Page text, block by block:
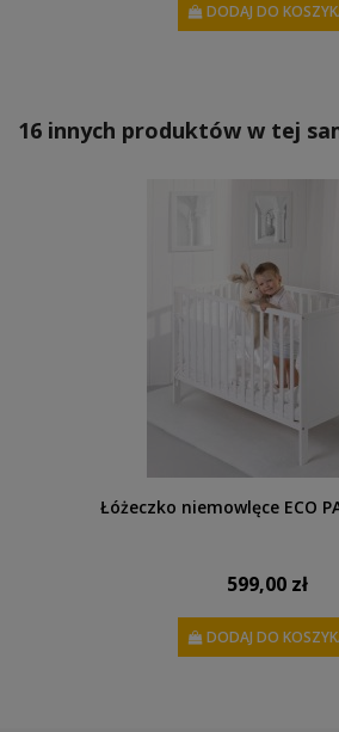
DODAJ DO
16 innych produktów w tej
Łóżeczko niemowlęce ECO
599,00 zł
DODAJ DO